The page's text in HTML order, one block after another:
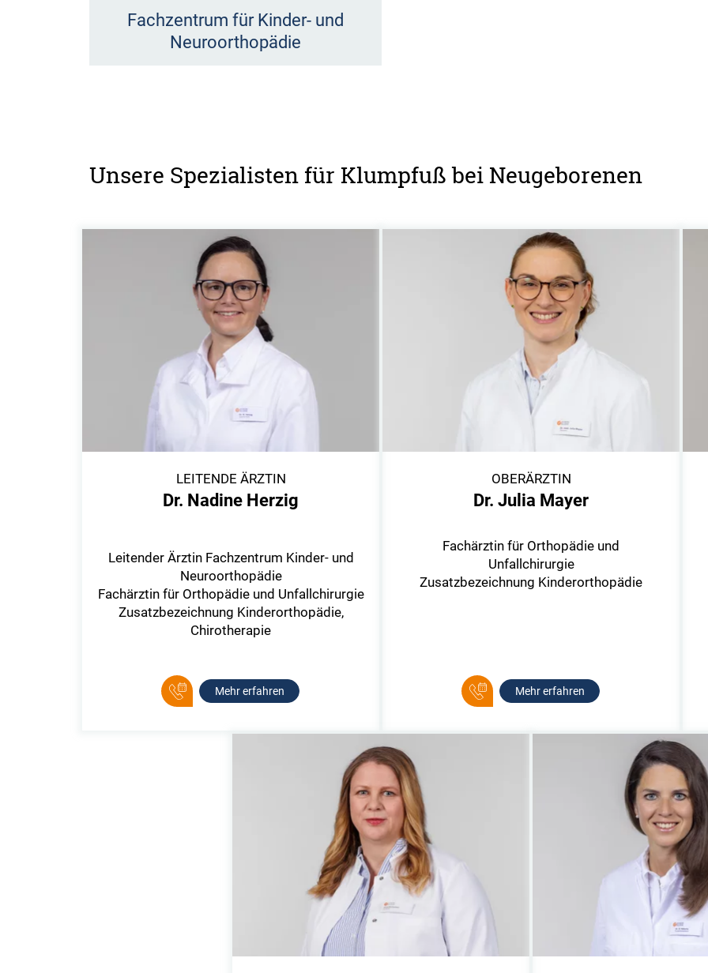
Fachzentrum für Kinder- und
Neuroorthopädie
Unsere Spezialisten für Klumpfuß bei Neugeborenen
LEITENDE ÄRZTIN
Dr. Nadine Herzig
Leitender Ärztin Fachzentrum Kinder- und
Neuroorthopädie
Fachärztin für Orthopädie und Unfallchirurgie
Zusatzbezeichnung Kinderorthopädie,
Chirotherapie
Mehr erfahren
OBERÄRZTIN
Dr. Julia Mayer
Fachärztin für Orthopädie und
Unfallchirurgie
Zusatzbezeichnung Kinderorthopädie
Mehr erfahren